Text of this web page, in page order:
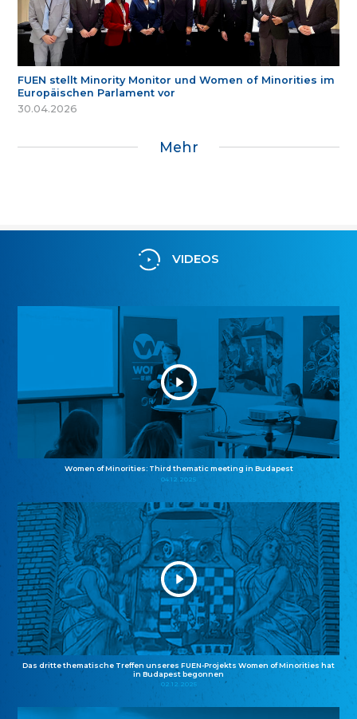
FUEN stellt Minority Monitor und Women of Minorities im
Europäischen Parlament vor
30.04.2026
Mehr
VIDEOS
Women of Minorities: Third thematic meeting in Budapest
04.12.2025
Das dritte thematische Treffen unseres FUEN-Projekts Women of Minorities hat
in Budapest begonnen
02.12.2025